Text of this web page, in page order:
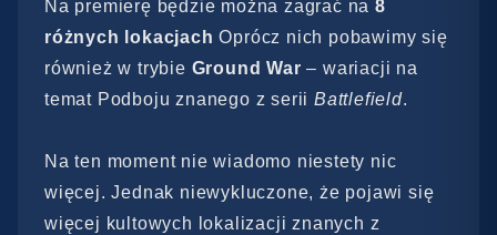
Na premierę będzie można zagrać na 8
różnych lokacjach Oprócz nich pobawimy się
również w trybie Ground War– wariacji na
temat Podboju znanego z seriiBattlefield.
Na ten moment nie wiadomo niestety nic
więcej. Jednak niewykluczone, że pojawi się
więcej kultowych lokalizacji znanych z